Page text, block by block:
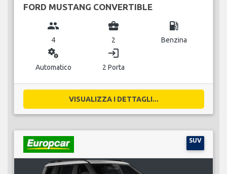
FORD MUSTANG CONVERTIBLE
group
4
business_center
2
local_gas_station
Benzina
miscellaneous_services
Automatico
login
2 Porta
VISUALIZZA I DETTAGLI...
SUV